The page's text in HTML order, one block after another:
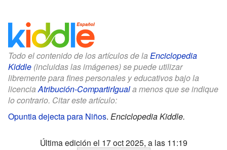
Todo el contenido de los artículos de la Enciclopedia
Kiddle (incluidas las imágenes) se puede utilizar
libremente para fines personales y educativos bajo la
licenciaAtribución-CompartirIguala menos que se indique
lo contrario. Citar este artículo:
Opuntia dejecta para Niños. Enciclopedia Kiddle.
Última edición el 17 oct 2025, a las 11:19